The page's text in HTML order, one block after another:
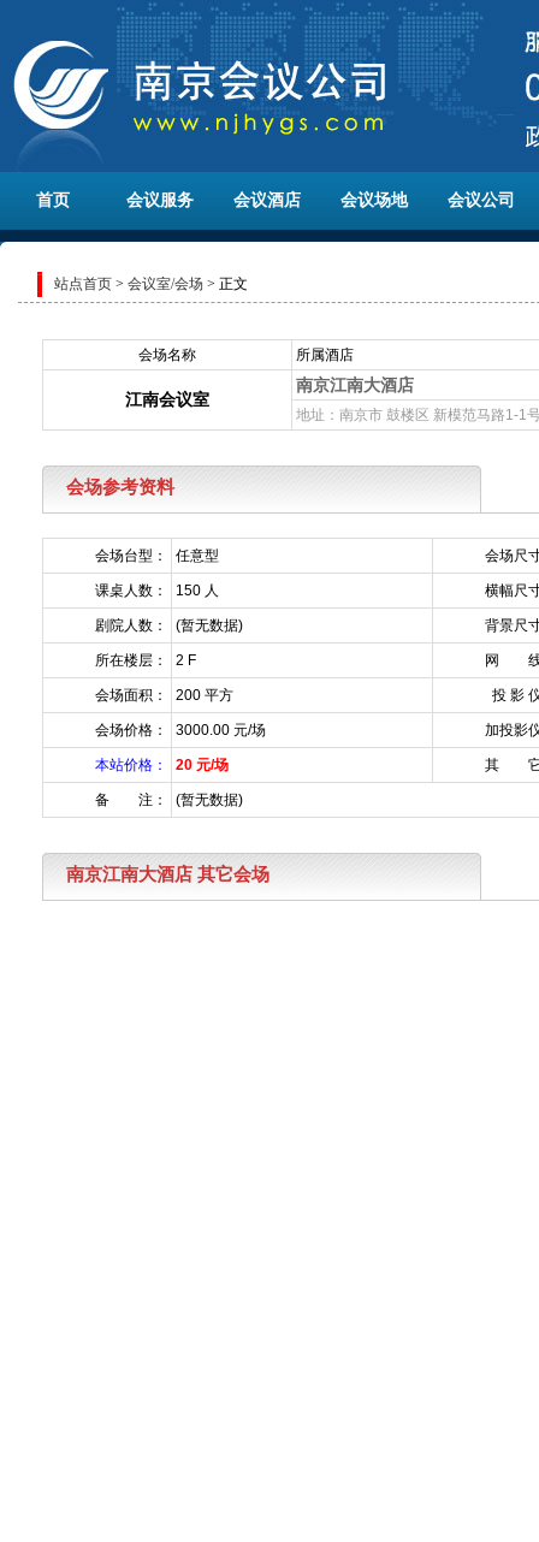
首页 会议服务 会议酒店 会议场地 会议公司
站点首页 > 会议室/会场 > 正文
会场名称 所属酒店
江南会议室
南京江南大酒店
地址：南京市 鼓楼区 新模范马路1-1
会场参考资料
会场台型： 任意型 会场尺
课桌人数： 150 人 横幅尺
剧院人数： (暂无数据) 背景尺
所在楼层： 2 F 网 线
会场面积： 200 平方 投 影
会场价格： 3000.00 元/场 加投影
本站价格： 20 元/场 其 它
备 注： (暂无数据)
南京江南大酒店 其它会场